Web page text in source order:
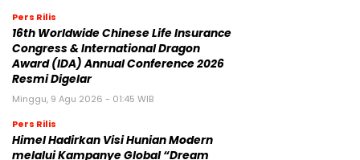
Pers Rilis
16th Worldwide Chinese Life Insurance
Congress & International Dragon
Award (IDA) Annual Conference 2026
Resmi Digelar
Minggu, 9 Agu 2026 - 01:45 WIB
Pers Rilis
Himel Hadirkan Visi Hunian Modern
melalui Kampanye Global “Dream